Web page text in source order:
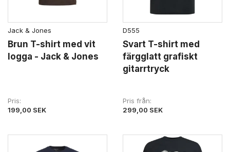
Jack & Jones
Brun T-shirt med vit
logga - Jack & Jones
Pris
199,00 SEK
D555
Svart T-shirt med
färgglatt grafiskt
gitarrtryck
Pris från
299,00 SEK